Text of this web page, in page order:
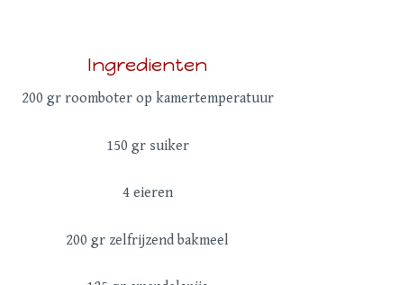
Ingredienten
200 gr roomboter op kamertemperatuur
150 gr suiker
4 eieren
200 gr zelfrijzend bakmeel